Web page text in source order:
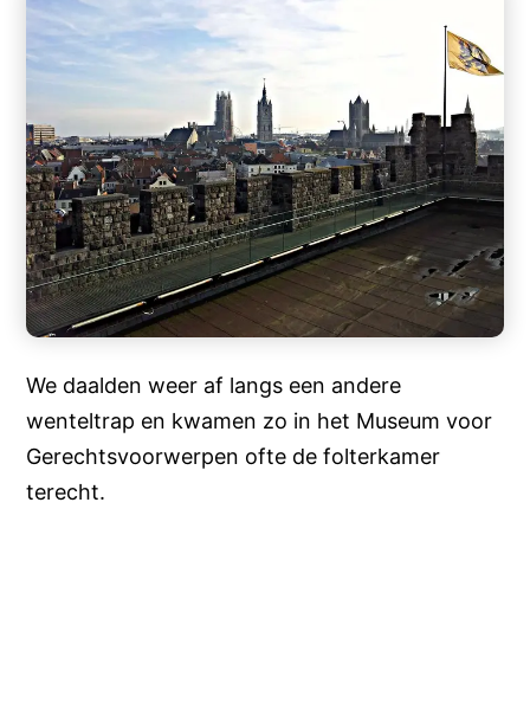
We daalden weer af langs een andere
wenteltrap en kwamen zo in het Museum voor
Gerechtsvoorwerpen ofte de folterkamer
terecht.